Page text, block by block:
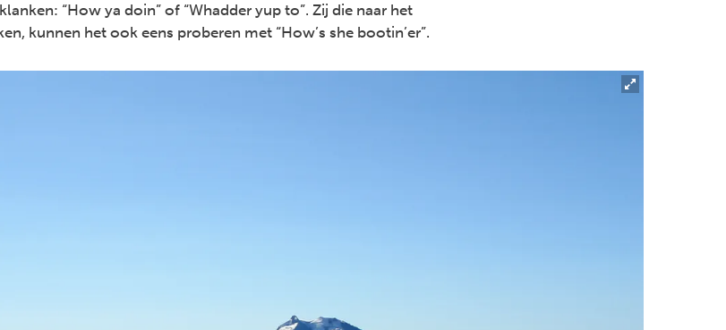
“How ya doin” of “Whadder yup to”. Zij die naar het
kunnen het ook eens proberen met “How’s she bootin’er”.